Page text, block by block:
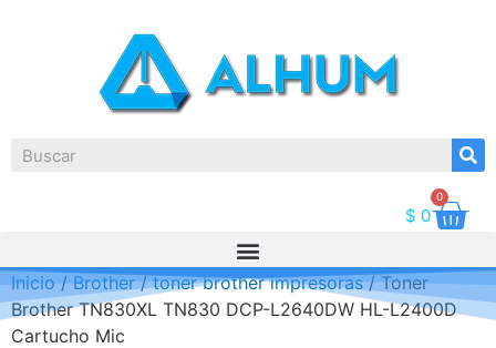
$ 0
0
Inicio/Brother/toner brother impresoras/ Toner
Brother TN830XL TN830 DCP-L2640DW HL-L2400D
Cartucho Mic